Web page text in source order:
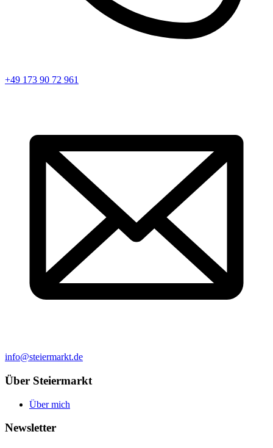
+49 173 90 72 961
info@steiermarkt.de
Über Steiermarkt
Über mich
Newsletter